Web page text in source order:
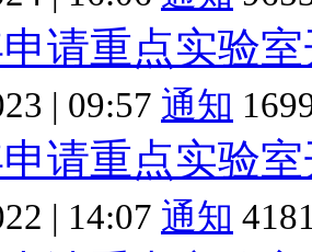
请重点实验
| 09:57 通知
请重点实验
| 14:07 通知